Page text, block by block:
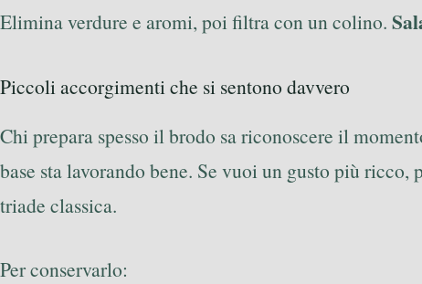
Elimina verdure e aromi, poi filtra con un colino.
Piccoli accorgimenti che si sentono davvero
Chi prepara spesso il brodo sa riconoscere il
base sta lavorando bene. Se vuoi un gusto più
triade classica.
Per conservarlo: